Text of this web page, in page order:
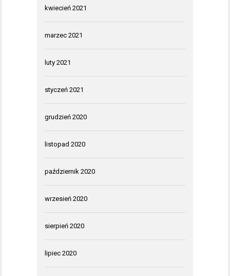
kwiecień 2021
marzec 2021
luty 2021
styczeń 2021
grudzień 2020
listopad 2020
październik 2020
wrzesień 2020
sierpień 2020
lipiec 2020